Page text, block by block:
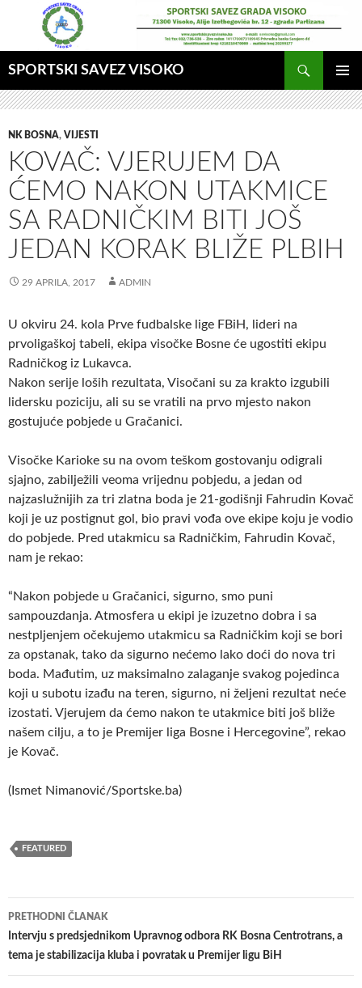
SPORTSKI SAVEZ VISOKO
GLAVNI
MENI
NK BOSNA, VIJESTI
KOVAČ: VJERUJEM DA
ĆEMO NAKON UTAKMICE
SA RADNIČKIM BITI JOŠ
JEDAN KORAK BLIŽE PLBIH
29 APRILA, 2017 ADMIN
U okviru 24. kola Prve fudbalske lige FBiH, lideri na
prvoligaškoj tabeli, ekipa visočke Bosne će ugostiti ekipu
Radničkog iz Lukavca.
Nakon serije loših rezultata, Visočani su za krakto izgubili
lidersku poziciju, ali su se vratili na prvo mjesto nakon
gostujuće pobjede u Gračanici.
Visočke Karioke su na ovom teškom gostovanju odigrali
sjajno, zabilježili veoma vrijednu pobjedu, a jedan od
najzaslužnijih za tri zlatna boda je 21-godišnji Fahrudin Kovač
koji je uz postignut gol, bio pravi vođa ove ekipe koju je vodio
do pobjede. Pred utakmicu sa Radničkim, Fahrudin Kovač,
nam je rekao:
“Nakon pobjede u Gračanici, sigurno, smo puni
sampouzdanja. Atmosfera u ekipi je izuzetno dobra i sa
nestpljenjem očekujemo utakmicu sa Radničkim koji se bori
za opstanak, tako da sigurno nećemo lako doći do nova tri
boda. Mađutim, uz maksimalno zalaganje svakog pojedinca
koji u subotu izađu na teren, sigurno, ni željeni rezultat neće
izostati. Vjerujem da ćemo nakon te utakmice biti još bliže
našem cilju, a to je Premijer liga Bosne i Hercegovine”, rekao
je Kovač.
(Ismet Nimanović/Sportske.ba)
FEATURED
Navigacija
članaka
PRETHODNI ČLANAK
Intervju s predsjednikom Upravnog odbora RK Bosna Centrotrans, a
tema je stabilizacija kluba i povratak u Premijer ligu BiH